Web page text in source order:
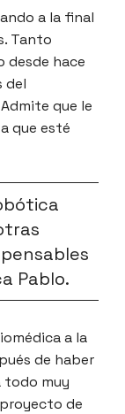
a la final
Tanto
desde hace
del
que le
que esté
Pablo.
a la
de haber
todo muy
de